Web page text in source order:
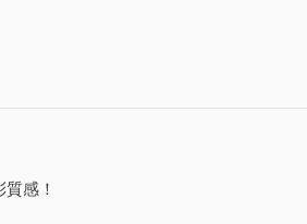
感！